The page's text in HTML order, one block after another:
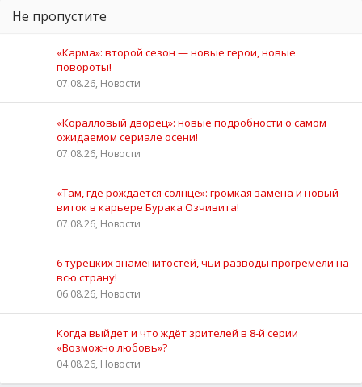
Не пропустите
«Карма»: второй сезон — новые герои, новые
повороты!
07.08.26, Новости
«Коралловый дворец»: новые подробности о самом
ожидаемом сериале осени!
07.08.26, Новости
«Там, где рождается солнце»: громкая замена и новый
виток в карьере Бурака Озчивита!
07.08.26, Новости
6 турецких знаменитостей, чьи разводы прогремели на
всю страну!
06.08.26, Новости
Когда выйдет и что ждёт зрителей в 8-й серии
«Возможно любовь»?
04.08.26, Новости